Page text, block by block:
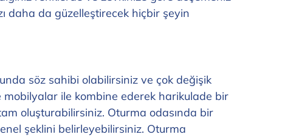
daha da güzelleştirecek hiçbir şeyin
söz sahibi olabilirsiniz ve çok değişik
mobilyalar ile kombine ederek harikulade bir
oluşturabilirsiniz. Oturma odasında bir
şeklini belirleyebilirsiniz. Oturma